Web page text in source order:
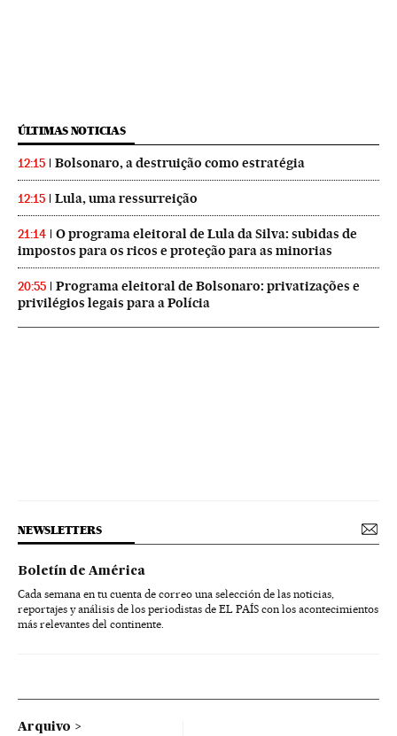
ÚLTIMAS NOTICIAS
12:15 Bolsonaro, a destruição como estratégia
12:15 Lula, uma ressurreição
21:14
O programa eleitoral de Lula da Silva: subidas de
impostos para os ricos e proteção para as minorias
20:55
Programa eleitoral de Bolsonaro: privatizações e
privilégios legais para a Polícia
NEWSLETTERS
Boletín de América
Cada semana en tu cuenta de correo una selección de las noticias,
reportajes y análisis de los periodistas de EL PAÍS con los acontecimientos
más relevantes del continente.
Arquivo